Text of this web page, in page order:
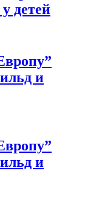
детей
и
и